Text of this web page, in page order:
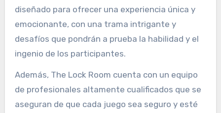
diseñado para ofrecer una experiencia única y
emocionante, con una trama intrigante y
desafíos que pondrán a prueba la habilidad y el
ingenio de los participantes.
Además, The Lock Room cuenta con un equipo
de profesionales altamente cualificados que se
aseguran de que cada juego sea seguro y esté